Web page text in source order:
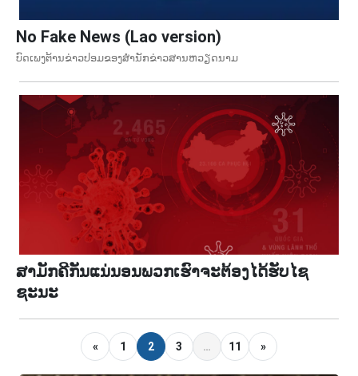
No Fake News (Lao version)
ບົດເພງຕ້ານຂ່າວປອມຂອງສຳນັກຂ່າວສານຫວຽດນາມ
ສາມັກຄີກັນແນ່ນອນພວກເຮົາຈະຕ້ອງໄດ້ຮັບໄຊ
ຊະນະ
« 1 2 3 … 11 »